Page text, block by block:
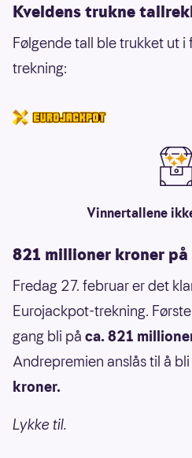
Kveldens trukne
Følgende tall ble trukket ut
trekning:
Vinnertallene
821 millioner kroner
Fredag 27. februar er det
Eurojackpot-trekning.
gang bli på ca. 821
Andrepremien anslås til å bli
kroner.
Lykke til.